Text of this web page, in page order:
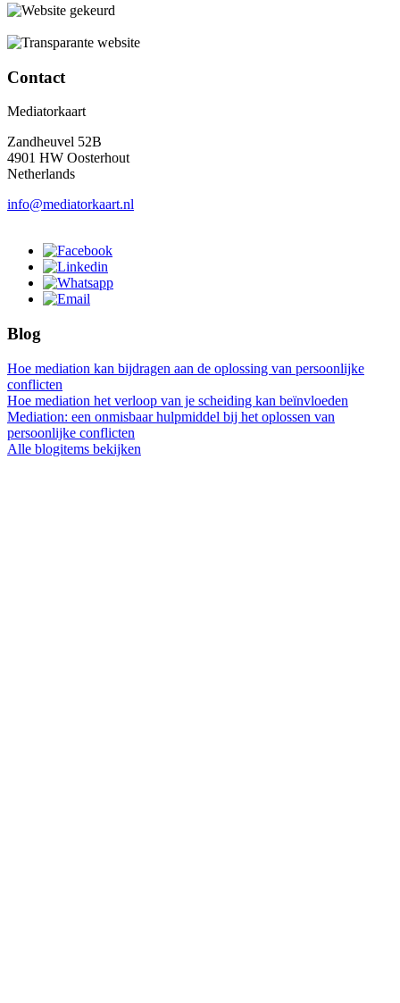
Contact
Mediatorkaart
Zandheuvel 52B
4901 HW Oosterhout
Netherlands
info@mediatorkaart.nl
Blog
Hoe mediation kan bijdragen aan de oplossing van persoonlijke
conflicten
Hoe mediation het verloop van je scheiding kan beïnvloeden
Mediation: een onmisbaar hulpmiddel bij het oplossen van
persoonlijke conflicten
Alle blogitems bekijken